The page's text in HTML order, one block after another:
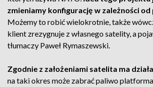
zmieniamy konfigurację w zależności
Możemy to robić wielokrotnie, także
klient zrezygnuje z własnego satelity, a
tłumaczy Paweł Rymaszewski.
Zgodnie z założeniami satelita ma
na taki okres może zabrać paliwo